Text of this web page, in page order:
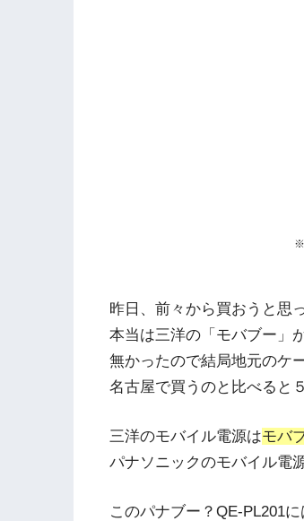
※
昨日、前々から買おうと思
本当は三洋の「モバブー」
無かったので結局地元のケ
名古屋で買うのと比べると
三洋のモバイル電源はモバ
パナソニックのモバイル電
このパナブー？QE-PL201に